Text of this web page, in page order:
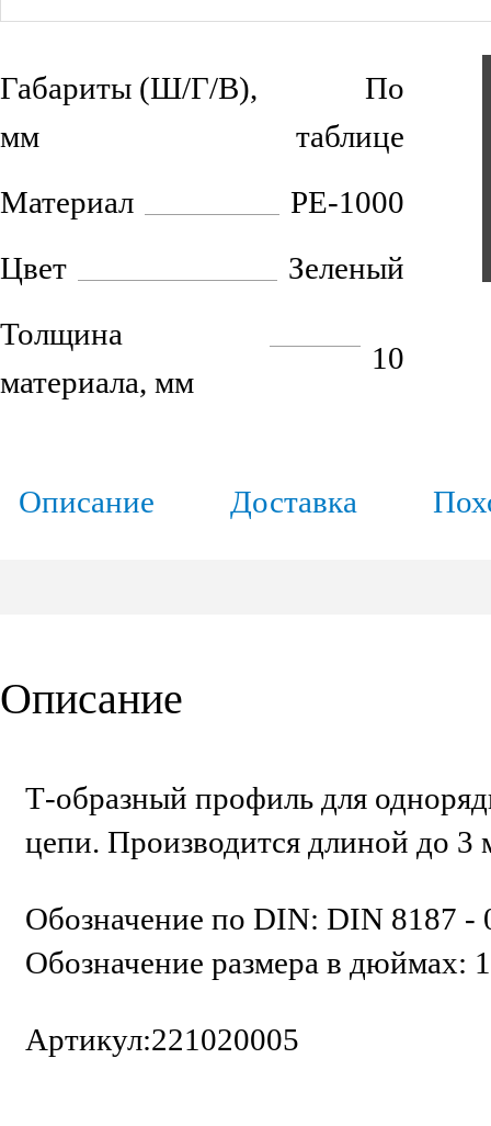
Габариты (Ш/Г/В),
мм
По
таблице
Материал
PE-1000
Цвет
Зеленый
Толщина
материала, мм
10
Описание Доставка
Описание
Т-образный профиль для
цепи. Производится длиной до 3
Обозначение по DIN: DIN 8187 -
Обозначение размера в дюймах:
Артикул:221020005